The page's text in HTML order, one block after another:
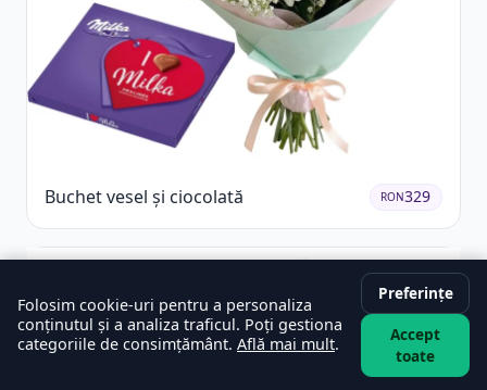
Buchet vesel și ciocolată RON329
Folosim cookie-uri pentru a personaliza
conținutul și a analiza traficul. Poți gestiona
categoriile de consimțământ. Află mai mult.
Preferințe
Accept
toate